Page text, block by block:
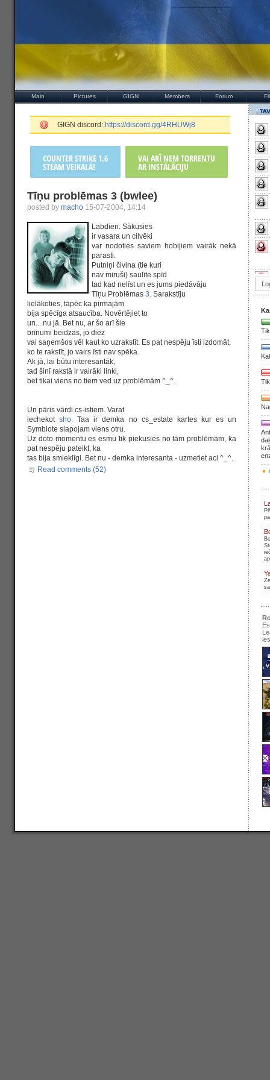
Main Pictures GIGN Members Forum
GIGN discord: https://discord.gg/4RHUWj8
COUNTER STRIKE 1.6
STEAM VEIKALĀ!
VAI ARĪ ŅEM TORRENTU
AR INSTALĀCIJU
Tīņu problēmas 3 (bwlee)
posted by macho 15-07-2004, 14:14
Labdien. Sākusies
ir vasara un cilvēki
var nodoties saviem hobijiem vairāk nekā
parasti.
Putniņi čivina (tie kuri
nav miruši) saulīte spīd
tad kad nelīst un es jums piedāvāju
Tīņu Problēmas 3. Sarakstīju
lielākoties, tāpēc ka pirmajām
bija spēcīga atsaucība. Novērtējiet to
un... nu jā. Bet nu, ar šo arī šie
brīnumi beidzas, jo diez
vai saņemšos vēl kaut ko uzrakstīt. Es pat nespēju īsti izdomāt,
ko te rakstīt, jo vairs īsti nav spēka.
Ak jā, lai būtu interesantāk,
tad šinī rakstā ir vairāki linki,
bet tikai viens no tiem ved uz problēmām ^_^.
Un pāris vārdi cs-istiem. Varat
iechekotsho . Taa ir demka no cs_estate kartes kur es un
Symbiote slapojam viens otru.
Uz doto momentu es esmu tik piekusies no tām problēmām, ka
pat nespēju pateikt, ka
tas bija smieklīgi. Bet nu - demka interesanta - uzmetiet aci ^_^.
Read comments (52)